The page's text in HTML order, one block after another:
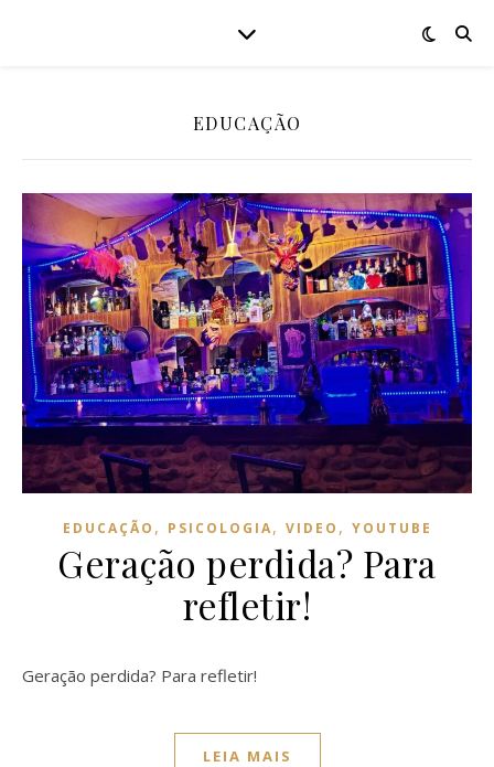
EDUCAÇÃO
EDUCAÇÃO , PSICOLOGIA, VIDEO , YOUTUBE
Geração perdida? Para
refletir!
Geração perdida? Para refletir!
LEIA MAIS